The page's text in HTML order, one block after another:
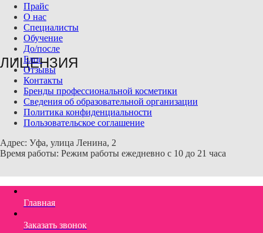
ЛИЦЕНЗИЯ
Прайс
О нас
Специалисты
Обучение
До/после
Блог
Отзывы
Контакты
Бренды профессиональной косметики
Сведения об образовательной организации
Политика конфиденциальности
Пользовательское соглашение
Адрес: Уфа, улица Ленина, 2
Время работы: Режим работы ежедневно с 10 до 21 часа
Главная
Заказать звонок